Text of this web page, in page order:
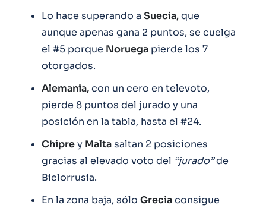
Lo hace superando a Suecia,que
aunque apenas gana 2 puntos, se cuelga
el #5 porque Noruega pierde los 7
otorgados.
Alemania,con un cero en televoto,
pierde 8 puntos del jurado y una
posición en la tabla, hasta el #24.
Chiprey Maltasaltan 2 posiciones
gracias al elevado voto del “jurado”de
Bielorrusia.
En la zona baja, sólo Greciaconsigue